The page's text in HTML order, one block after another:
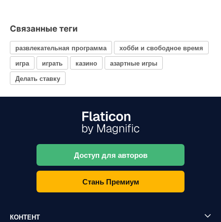
Связанные теги
развлекательная программа
хобби и свободное время
игра
играть казино
азартные игры
Делать ставку
Доступ для авторов
Стань Премиум
КОНТЕНТ